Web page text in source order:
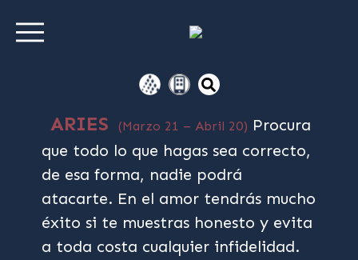
ARIES (Marzo 21 – Abril 20) Procura
que todo lo que hagas sea correcto,
de esa forma, nadie podrá
atacarte. En el amor tendrás mucho
éxito si te muestras honesto y evita
a toda costa cualquier infidelidad.